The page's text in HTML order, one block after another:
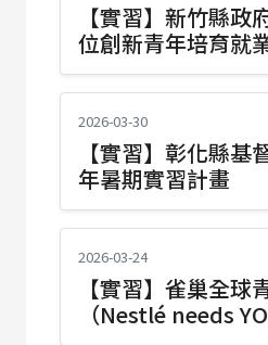
【實習】新竹縣政
位創新青年培育就
2026-03-30
【實習】彰化縣基
年暑期實習計畫
2026-03-24
【實習】雀巢全球
（Nestlé needs